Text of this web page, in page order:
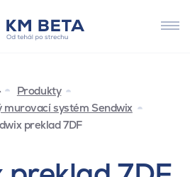
Produkty
murovací systém Sendwix
preklad 7DF